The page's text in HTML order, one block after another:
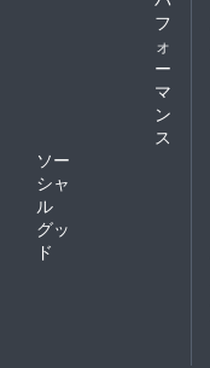
フ
ォ
ー
マ
ン
ス
ソー
シャ
ル
グッ
ド